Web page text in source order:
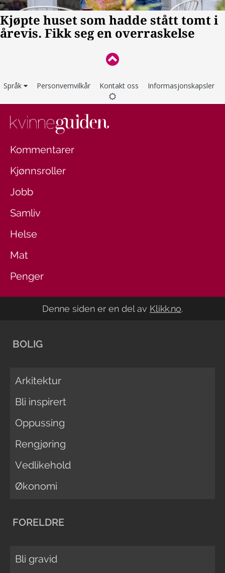
Språk Personvernvilkår Kontakt oss Informasjonskapsler
Kommentarer
Kjønnsroller
Jobb
Samliv
Helse
Mat
Penger
Denne siden er en del av Klikk.no.
BOLIG
Arkitektur
Bli inspirert
Oppussing
Rengjøring
Vedlikehold
Økonomi
FORELDRE
Bli gravid